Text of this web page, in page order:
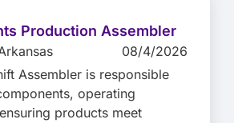
Production Assembler
08/4/2026
Assembler is responsible
operating
products meet